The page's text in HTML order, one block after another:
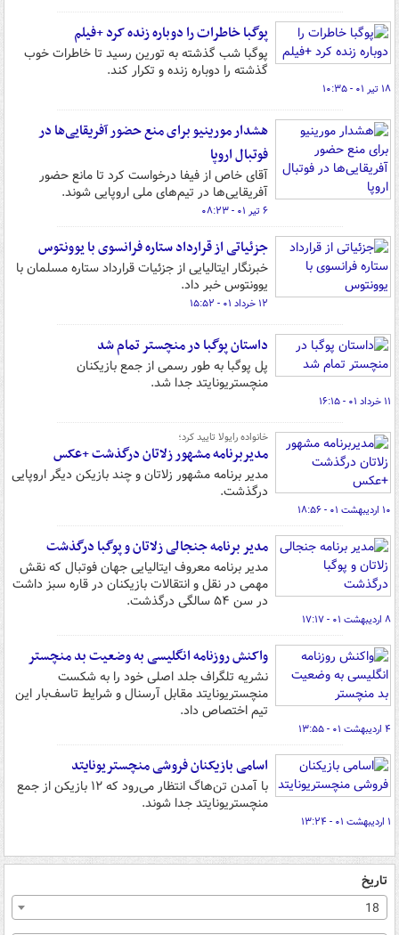
پوگبا خاطرات را دوباره زنده کرد +فیلم
پوگبا شب گذشته به تورین رسید تا خاطرات خوب
گذشته را دوباره زنده و تکرار کند.
۱۸ تیر ۰۱ - ۱۰:۳۵
هشدار مورینیو برای منع حضور آفریقایی‌ها در
فوتبال اروپا
آقای خاص از فیفا درخواست کرد تا مانع حضور
آفریقایی‌ها در تیم‌های ملی اروپایی شوند.
۶ تیر ۰۱ - ۰۸:۲۳
جزئیاتی از قرارداد ستاره فرانسوی با یوونتوس
خبرنگار ایتالیایی از جزئیات قرارداد ستاره مسلمان با
یوونتوس خبر داد.
۱۲ خرداد ۰۱ - ۱۵:۵۲
داستان پوگبا در منچستر تمام شد
پل پوگبا به طور رسمی از جمع بازیکنان
منچستریونایتد جدا شد.
۱۱ خرداد ۰۱ - ۱۶:۱۵
خانواده رایولا تایید کرد؛
مدیربرنامه مشهور زلاتان درگذشت +عکس
مدیر برنامه مشهور زلاتان و چند بازیکن دیگر اروپایی
درگذشت.
۱۰ اردیبهشت ۰۱ - ۱۸:۵۶
مدیر برنامه جنجالی زلاتان و پوگبا درگذشت
مدیر برنامه معروف ایتالیایی جهان فوتبال که نقش
مهمی در نقل و انتقالات بازیکنان در قاره سبز داشت
در سن ۵۴ سالگی درگذشت.
۸ اردیبهشت ۰۱ - ۱۷:۱۷
واکنش روزنامه انگلیسی به وضعیت بد منچستر
نشریه تلگراف جلد اصلی خود را به شکست
منچستریونایتد مقابل آرسنال و شرایط تاسف‌بار این
تیم اختصاص داد.
۴ اردیبهشت ۰۱ - ۱۳:۵۵
اسامی بازیکنان فروشی منچستریونایتد
با آمدن تن‌هاگ انتظار می‌رود که ۱۲ بازیکن از جمع
منچستریونایتد جدا شوند.
۱ اردیبهشت ۰۱ - ۱۳:۲۴
تاریخ
18